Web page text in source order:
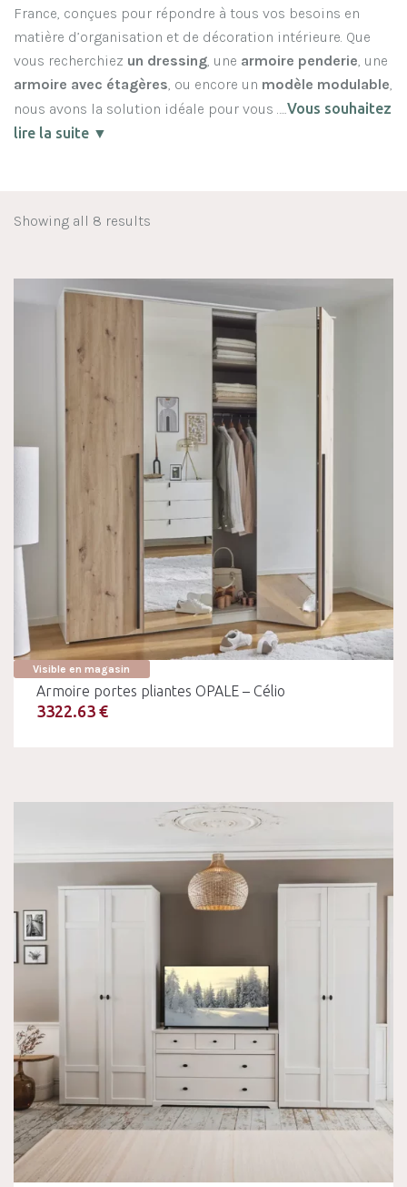
France, conçues pour répondre à tous vos besoins en
matière d’organisation et de décoration intérieure. Que
vous recherchiez un dressing, une armoire penderie, une
armoire avec étagères, ou encore un modèle modulable,
nous avons la solution idéale pour vous …..Vous souhaitez
lire la suite ▼
Showing all 8 results
Visible en magasin
Armoire portes pliantes OPALE – Célio
3322.63 €